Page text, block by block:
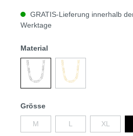
GRATIS-Lieferung innerhalb
Werktage
Material
Grösse
M L XL